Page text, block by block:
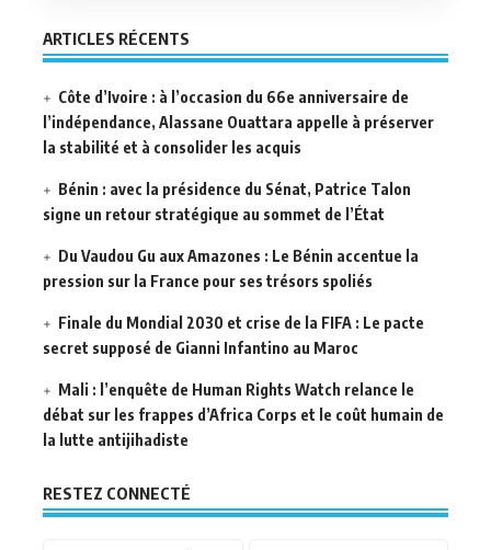
ARTICLES RÉCENTS
Côte d’Ivoire : à l’occasion du 66e anniversaire de
l’indépendance, Alassane Ouattara appelle à préserver
la stabilité et à consolider les acquis
Bénin : avec la présidence du Sénat, Patrice Talon
signe un retour stratégique au sommet de l’État
Du Vaudou Gu aux Amazones : Le Bénin accentue la
pression sur la France pour ses trésors spoliés
Finale du Mondial 2030 et crise de la FIFA : Le pacte
secret supposé de Gianni Infantino au Maroc
Mali : l’enquête de Human Rights Watch relance le
débat sur les frappes d’Africa Corps et le coût humain de
la lutte antijihadiste
RESTEZ CONNECTÉ